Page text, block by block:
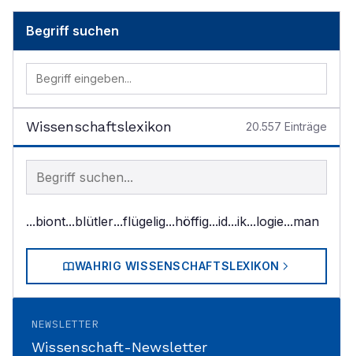
Begriff suchen
Wissenschaftslexikon 20.557 Einträge
Begriff im Lexikon suchen
...biont...blütler...flügelig...höffig...id...ik...logie...man
WAHRIG WISSENSCHAFTSLEXIKON
NEWSLETTER
Wissenschaft-Newsletter